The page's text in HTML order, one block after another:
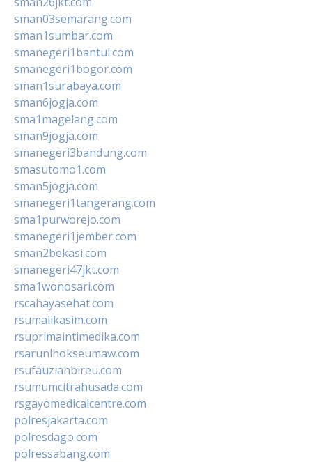
sman03semarang.com
sman1sumbar.com
smanegeri1bantul.com
smanegeri1bogor.com
sman1surabaya.com
sman6jogja.com
sma1magelang.com
sman9jogja.com
smanegeri3bandung.com
smasutomo1.com
sman5jogja.com
smanegeri1tangerang.com
sma1purworejo.com
smanegeri1jember.com
sman2bekasi.com
smanegeri47jkt.com
sma1wonosari.com
rscahayasehat.com
rsumalikasim.com
rsuprimaintimedika.com
rsarunlhokseumaw.com
rsufauziahbireu.com
rsumumcitrahusada.com
rsgayomedicalcentre.com
polresjakarta.com
polresdago.com
polressabang.com